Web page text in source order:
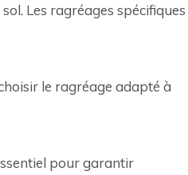
Les ragréages spécifiques
le ragréage adapté à
pour garantir